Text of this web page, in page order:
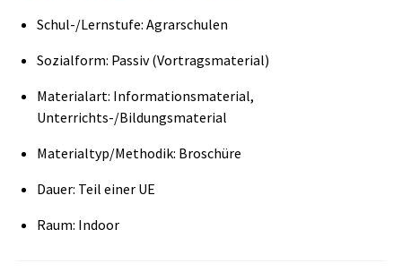
Schul-/Lernstufe: Agrarschulen
Sozialform: Passiv (Vortragsmaterial)
Materialart: Informationsmaterial,
Unterrichts-/Bildungsmaterial
Materialtyp/Methodik: Broschüre
Dauer: Teil einer UE
Raum: Indoor